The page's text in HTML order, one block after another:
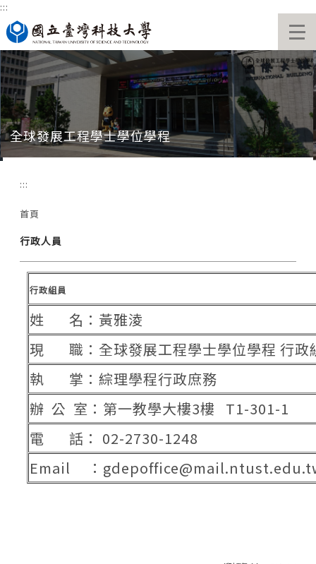
跳
到
主
要
內
容
區
:::
全球發展工程學士學位學程
:::
首頁
行政人員
行政組員
姓 名：黃雅淩
現 職：全球發展工程學士學位學程 行政
執 掌：綜理學程行政庶務
辦 公 室：第一教學大樓3樓 T1-301-1
電 話： 02-2730-1248
Email ：